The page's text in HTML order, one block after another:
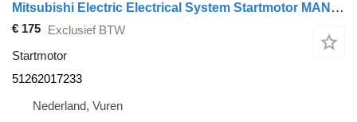
Mitsubishi Electric Electrical System Startmotor MAN 51262017233 voor vrachtwagen
€ 175 Exclusief BTW
Startmotor
51262017233
Nederland, Vuren